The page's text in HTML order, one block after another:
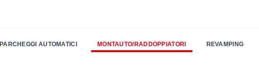
PARCHEGGI AUTOMATICI MONTAUTO/RADDOPPIATORI REVAMPING